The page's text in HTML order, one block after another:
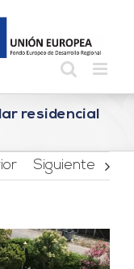
residencial
Siguiente